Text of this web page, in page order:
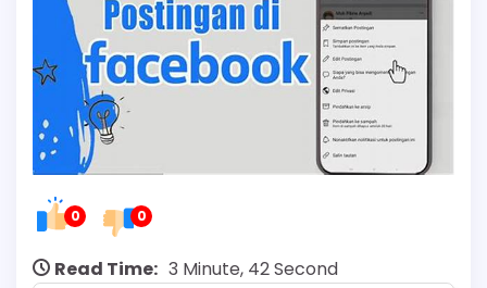
0 0
Read Time: 3 Minute, 42 Second